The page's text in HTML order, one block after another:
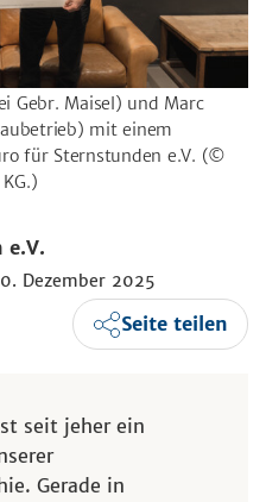
Gebr. Maisel) und Marc
mit einem
für Sternstunden e.V. (©
e.V.
Dezember 2025
Seite teilen
seit jeher ein
Gerade in